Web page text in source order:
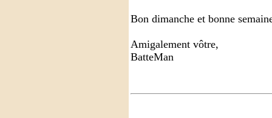
Bon dimanche et bonne
Amigalement vôtre,
BatteMan